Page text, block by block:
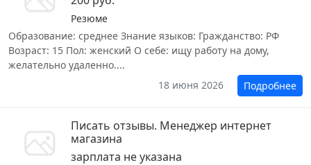
Резюме
Образование: среднее Знание языков: Гражданство: РФ
Возраст: 15 Пол: женский О себе: ищу работу на дому,
желательно удаленно....
18 июня 2026
Подробнее
Писать отзывы. Менеджер интернет
магазина
зарплата не указана